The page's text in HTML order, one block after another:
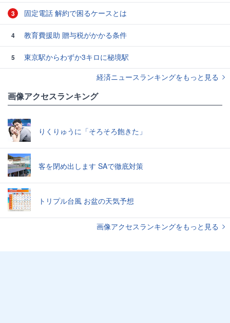
3 固定電話 解約で困るケースとは
4 教育費援助 贈与税がかかる条件
5
東京駅からわずか3キロに秘境駅
経済ニュースランキングをもっと見る
画像アクセスランキング
りくりゅうに「そろそろ飽きた」
客を閉め出します SAで徹底対策
トリプル台風 お盆の天気予想
画像アクセスランキングをもっと見る